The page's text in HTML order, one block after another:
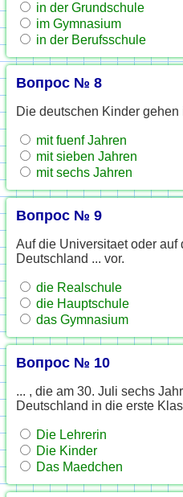
in der Grundschule
im Gymnasium
in der Berufsschule
Вопрос № 8
Die deutschen Kinder gehen
mit fuenf Jahren
mit sieben Jahren
mit sechs Jahren
Вопрос № 9
Auf die Universitaet oder
Deutschland ... vor.
die Realschule
die Hauptschule
das Gymnasium
Вопрос № 10
... , die am 30. Juli sechs
Deutschland in die erste
Die Lehrerin
Die Kinder
Das Maedchen